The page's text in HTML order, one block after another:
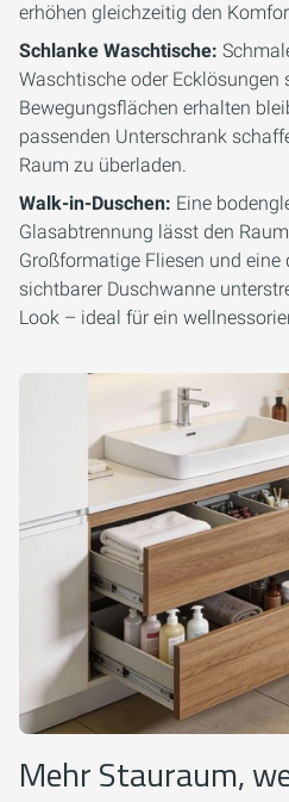
erhöhen gleichzeitig den
Schlanke Waschtische:
Waschtische oder Ecklösungen
Bewegungsflächen erhalten
passenden Unterschrank
Raum zu überladen.
Walk-in-Duschen: Eine
Glasabtrennung lässt den
Großformatige Fliesen und eine
sichtbarer Duschwanne
Look – ideal für ein
Mehr Stauraum,